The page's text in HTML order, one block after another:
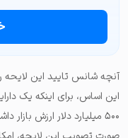
آنچه شانس تایید این
این اساس، برای اینکه یک
۵۰۰ میلیارد دلار ارزش